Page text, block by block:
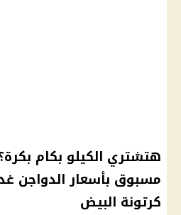
هتشتري الكيلو بكام
مسبوق بأسعار الدواجن
كرتونة البيض